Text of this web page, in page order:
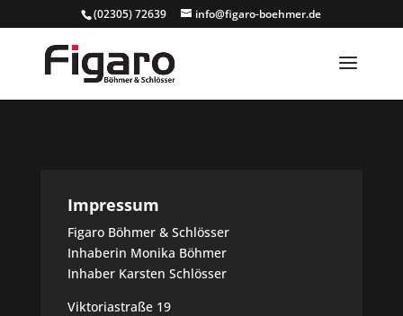
(02305) 72639 info@figaro-boehmer.de
Impressum
Figaro Böhmer & Schlösser
Inhaberin Monika Böhmer
Inhaber Karsten Schlösser
Viktoriastraße 19